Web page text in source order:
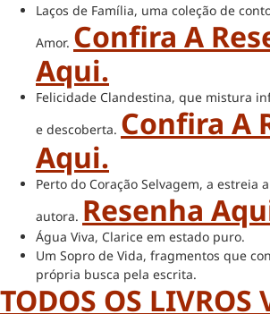
Laços de Família, uma coleção de
Amor. Confira A
Aqui.
Felicidade Clandestina, que mistura
e descoberta. Confira A
Aqui.
Perto do Coração Selvagem, a estreia
autora. Resenha
Água Viva, Clarice em estado puro.
Um Sopro de Vida, fragmentos que
própria busca pela escrita.
TODOS OS LIVROS